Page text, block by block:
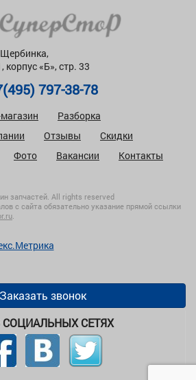
«Б», стр. 33
797-38-78
Разборка
Отзывы
Скидки
Фото Вакансии
Контакты
запчастей. All rights reserved
с сайта обязательно указание прямой ссылки
Заказать звонок
СЕТЯХ